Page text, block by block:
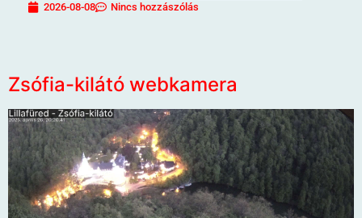
2026-08-08 Nincs hozzászólás
Zsófia-kilátó webkamera